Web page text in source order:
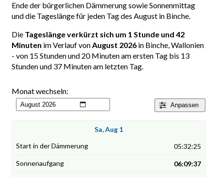
Ende der bürgerlichen Dämmerung sowie Sonnenmittag
und die Tageslänge für jeden Tag des August in Binche.
Die Tageslänge verkürzt sich um 1 Stunde und 42
Minuten im Verlauf vonAugust 2026 in Binche, Wallonien
- von 15 Stunden und 20 Minuten am ersten Tag bis 13
Stunden und 37 Minuten am letzten Tag.
Anpassen
Monat wechseln:
Sa, Aug 1
05:32:25
06:09:37